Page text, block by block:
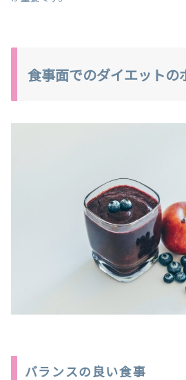
食事面でのダイエットの
バランスの良い食事